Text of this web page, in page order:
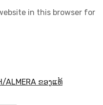
in this browser for